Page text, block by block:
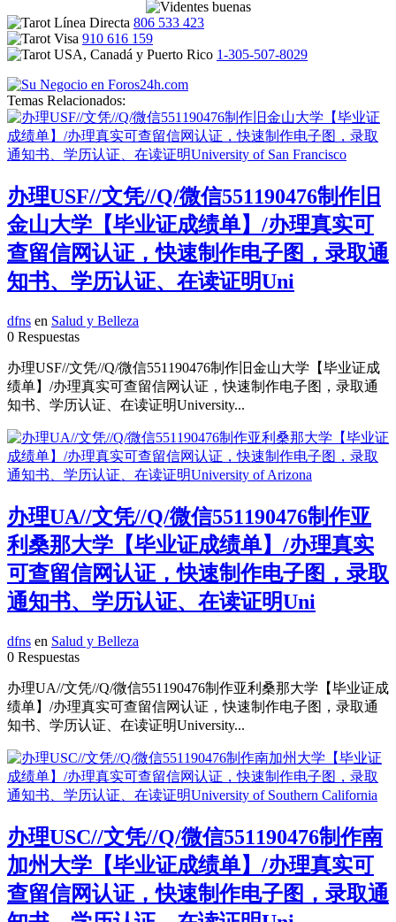
806 533 423
910 616 159
1-305-507-8029
Temas Relacionados:
办理USF//文凭//Q/微信551190476制作旧
金山大学【毕业证成绩单】/办理真实可
查留信网认证，快速制作电子图，录取通
知书、学历认证、在读证明Uni
dfns en Salud y Belleza
0 Respuestas
办理USF//文凭//Q/微信551190476制作旧金山大学【毕业证成
绩单】/办理真实可查留信网认证，快速制作电子图，录取通
知书、学历认证、在读证明University...
办理UA//文凭//Q/微信551190476制作亚
利桑那大学【毕业证成绩单】/办理真实
可查留信网认证，快速制作电子图，录取
通知书、学历认证、在读证明Uni
dfns en Salud y Belleza
0 Respuestas
办理UA//文凭//Q/微信551190476制作亚利桑那大学【毕业证成
绩单】/办理真实可查留信网认证，快速制作电子图，录取通
知书、学历认证、在读证明University...
办理USC//文凭//Q/微信551190476制作南
加州大学【毕业证成绩单】/办理真实可
查留信网认证，快速制作电子图，录取通